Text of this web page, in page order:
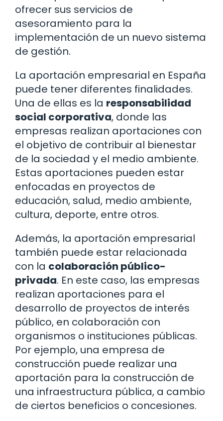
ofrecer sus servicios de
asesoramiento para la
implementación de un nuevo sistema
de gestión.
La aportación empresarial en España
puede tener diferentes finalidades.
Una de ellas es la responsabilidad
social corporativa, donde las
empresas realizan aportaciones con
el objetivo de contribuir al bienestar
de la sociedad y el medio ambiente.
Estas aportaciones pueden estar
enfocadas en proyectos de
educación, salud, medio ambiente,
cultura, deporte, entre otros.
Además, la aportación empresarial
también puede estar relacionada
con la colaboración público-
privada. En este caso, las empresas
realizan aportaciones para el
desarrollo de proyectos de interés
público, en colaboración con
organismos o instituciones públicas.
Por ejemplo, una empresa de
construcción puede realizar una
aportación para la construcción de
una infraestructura pública, a cambio
de ciertos beneficios o concesiones.